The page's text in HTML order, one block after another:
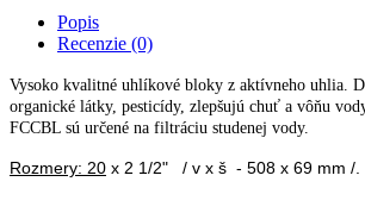
Popis
Recenzie (0)
Vysoko kvalitné uhlíkové bloky z aktívneho uhlia.
organické látky, pesticídy, zlepšujú chuť a vôňu
FCCBL sú určené na filtráciu studenej vody.
Rozmery: 20 x 2 1/2" / v x š - 508 x 69 mm /.